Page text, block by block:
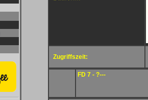
Zugriffszeit:
FD 7 - ?---